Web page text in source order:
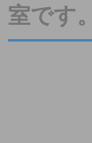
室です。